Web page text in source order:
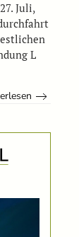
Juli,
L